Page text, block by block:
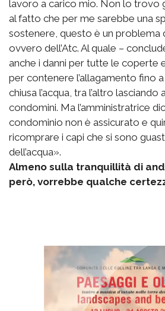
lavoro a carico mio. Non lo trovo
al fatto che per me sarebbe una
sostenere, questo è un problema
ovvero dell’Atc. Al quale –
anche i danni per tutte le coperte
per contenere l’allagamento fino
chiusa l’acqua, tra l’altro lasciando
condomini. Ma l’amministratrice
condominio non è assicurato e
ricomprare i capi che si sono
dell’acqua».
Almeno sulla tranquillità di
però, vorrebbe qualche